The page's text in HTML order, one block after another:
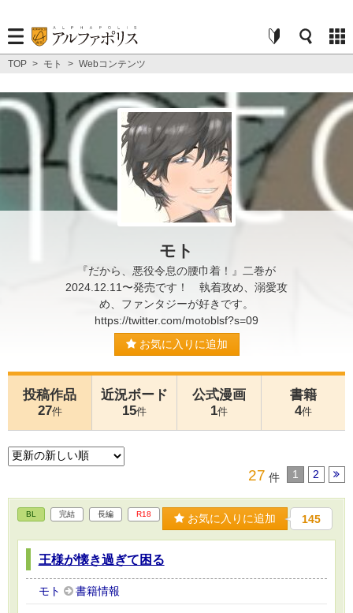
TOP > モト > Webコンテンツ
モト
『だから、悪役令息の腰巾着！』二巻が
2024.12.11〜発売です！ 執着攻め、溺愛攻
め、ファンタジーが好きです。
https://twitter.com/motoblsf?s=09
お気に入りに追加
投稿作品
27件
近況ボード
15件
公式漫画
1件
書籍
4件
27 件 1 2
BL 完結 長編 R18 お気に入りに追加 145
王様が懐き過ぎて困る
モト 書籍情報